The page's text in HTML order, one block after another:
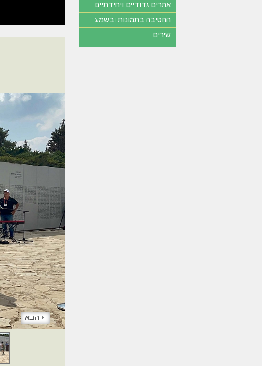
הבא
אתרים גדודיים ויחידתיים
החטיבה בתמונות ובשמע
שירים